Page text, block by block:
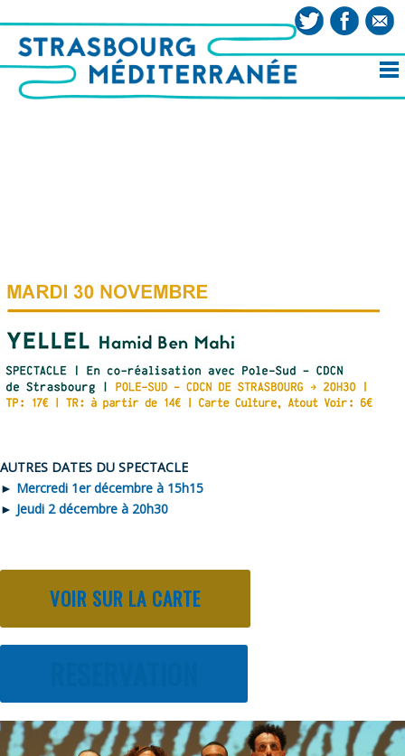
AUTRES DATES DU SPECTACLE
► Mercredi 1er décembre à 15h15
► Jeudi 2 décembre à 20h30
VOIR SUR LA CARTE